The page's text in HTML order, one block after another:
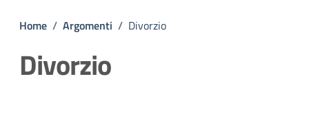
Home / Argomenti / Divorzio
Divorzio